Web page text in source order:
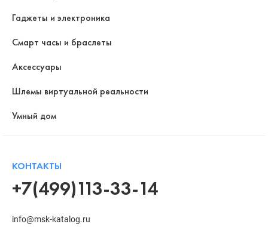
Гаджеты и электроника
Смарт часы и браслеты
Аксессуары
Шлемы виртуальной реальности
Умный дом
КОНТАКТЫ
+7(499)113-33-14
info@msk-katalog.ru